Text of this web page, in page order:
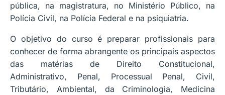
pública, na magistratura, no Ministério Público, na
Polícia Civil, na Polícia Federal e na psiquiatria.
O objetivo do curso é preparar profissionais para
conhecer de forma abrangente os principais aspectos
das matérias de Direito Constitucional,
Administrativo, Penal, Processual Penal, Civil,
Tributário, Ambiental, da Criminologia, Medicina